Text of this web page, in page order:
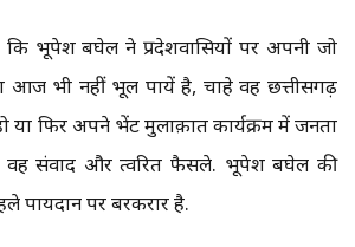
भूपेश बघेल ने प्रदेशवासियों पर अपनी जो
आज भी नहीं भूल पायें है, चाहे वह छत्तीसगढ़
या फिर अपने भेंट मुलाक़ात कार्यक्रम में जनता
संवाद और त्वरित फैसले. भूपेश बघेल की
पायदान पर बरकरार है.